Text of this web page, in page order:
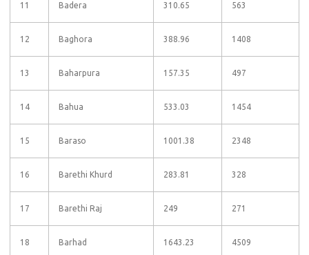
11 Badera 310.65 563
12 Baghora 388.96 1408
13 Baharpura 157.35 497
14 Bahua 533.03 1454
15 Baraso 1001.38 2348
16 Barethi Khurd 283.81 328
17 Barethi Raj 249 271
18 Barhad 1643.23 4509